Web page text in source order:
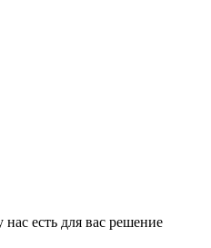
есть для вас решение